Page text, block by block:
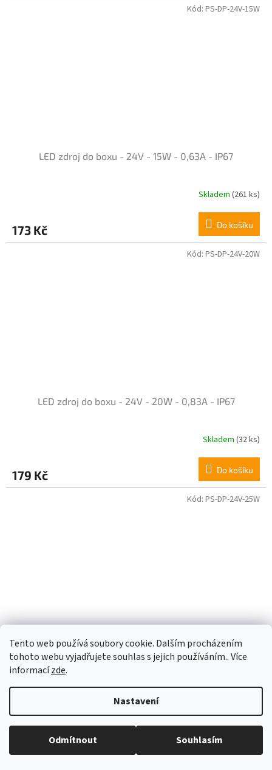
Tento web používá soubory cookie. Dalším procházením
tohoto webu vyjadřujete souhlas s jejich používáním.. Více
informacízde.
Nastavení
Odmítnout Souhlasím
LED zdroj do boxu - 24V - 15W - 0,63A - IP67
Skladem (261 ks)
173 Kč Do košíku
Kód: PS-DP-24V-15W
LED zdroj do boxu - 24V - 20W - 0,83A - IP67
Skladem (32 ks)
179 Kč Do košíku
Kód: PS-DP-24V-20W
LED zdroj do boxu - 24V - 25W - 1,04A - IP67
Skladem(122 ks)
196 Kč Do košíku
Kód: PS-DP-24V-25W
Kód: